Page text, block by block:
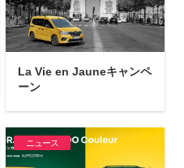
La Vie en Jauneキャンペ
ーン
ニュース